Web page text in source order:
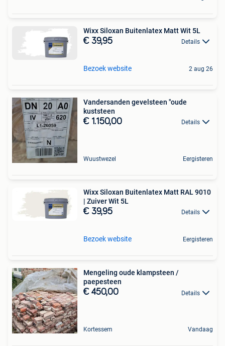
Wixx Siloxan Buitenlatex Matt Wit 5L
€ 39,95 Details
Bezoek website 2 aug 26
Vandersanden gevelsteen "oude
kuststeen
€ 1.150,00 Details
Wuustwezel Eergisteren
Wixx Siloxan Buitenlatex Matt RAL 9010
| Zuiver Wit 5L
€ 39,95 Details
Bezoek website Eergisteren
Mengeling oude klampsteen /
paepesteen
€ 450,00 Details
Kortessem Vandaag